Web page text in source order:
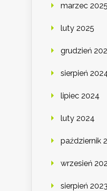
marzec 2025
luty 2025
grudzień
sierpień
lipiec 2024
luty 2024
październik
wrzesień
sierpień 2023